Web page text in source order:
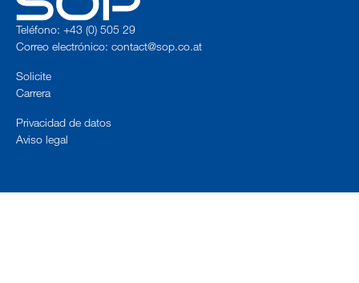
Teléfono: +43 (0) 505 29
Correo electrónico: contact@sop.co.at
Solicite
Carrera
Privacidad de datos
Aviso legal